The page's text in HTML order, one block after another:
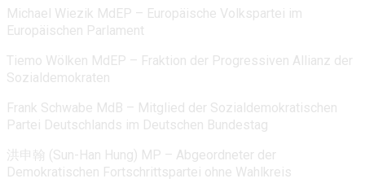
Michael Wiezik MdEP – Europäische Volkspartei im
Europäischen Parlament
Tiemo Wölken MdEP – Fraktion der Progressiven Allianz der
Sozialdemokraten
Frank Schwabe MdB – Mitglied der Sozialdemokratischen
Partei Deutschlands im Deutschen Bundestag
洪申翰 (Sun-Han Hung) MP – Abgeordneter der
Demokratischen Fortschrittspartei ohne Wahlkreis